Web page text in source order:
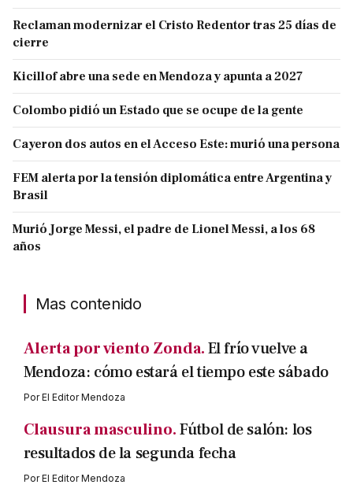
Reclaman modernizar el Cristo Redentor tras 25 días de
cierre
Kicillof abre una sede en Mendoza y apunta a 2027
Colombo pidió un Estado que se ocupe de la gente
Cayeron dos autos en el Acceso Este: murió una persona
FEM alerta por la tensión diplomática entre Argentina y
Brasil
Murió Jorge Messi, el padre de Lionel Messi, a los 68
años
Mas contenido
Alerta por viento Zonda.El frío vuelve a
Mendoza: cómo estará el tiempo este sábado
PorEl Editor Mendoza
Clausura masculino.Fútbol de salón: los
resultados de la segunda fecha
PorEl Editor Mendoza